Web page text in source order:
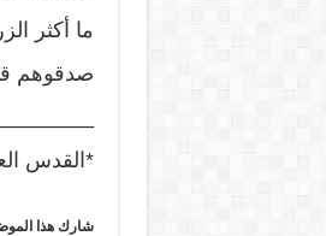
ما أكثر
صدقوهم
*القدس
شارك هذا